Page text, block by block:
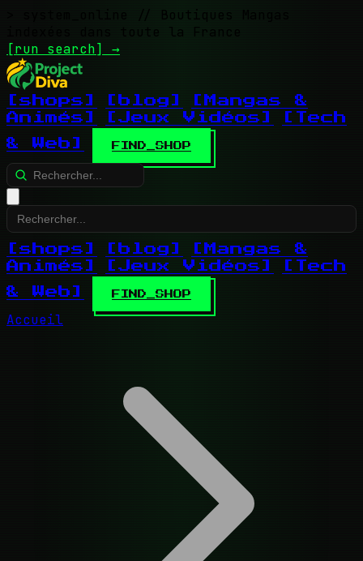
// Boutiques Mangas
indexées dans toute la France
[run search] →
[shops] [blog]
[Mangas &
Animés]
[Jeux Vidéos]
[Tech
& Web]
FIND_SHOP
[shops] [blog]
[Mangas &
Animés]
[Jeux Vidéos]
[Tech
& Web]
FIND_SHOP
Accueil